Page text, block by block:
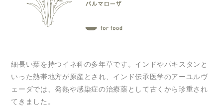
細長い葉を持つイネ科の多年草です。インドやパキスタンと
いった熱帯地方が原産とされ、インド伝承医学のアーユルヴ
ェーダでは、発熱や感染症の治療薬として古くから珍重され
てきました。